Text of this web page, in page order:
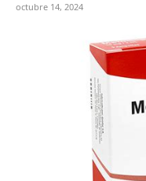
octubre 14, 2024